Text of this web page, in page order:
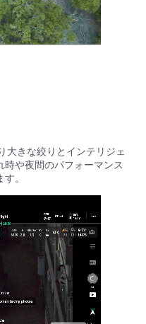
大きな絞りとインテリジェ
時や夜間のパフォーマンス
。